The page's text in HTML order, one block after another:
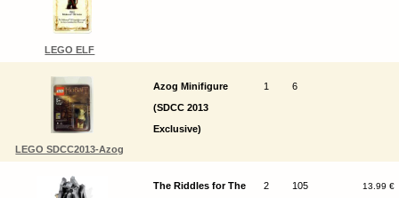
LEGO ELF
LEGO SDCC2013-Azog
Azog Minifigure
(SDCC 2013
Exclusive)
1 6
The Riddles for The
2 105 13.99 €